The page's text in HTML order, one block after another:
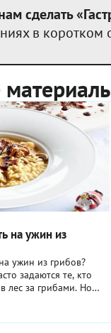
сделать
в коротком
на ужин из
ужин из грибов?
задаются те, кто
лес за грибами. Но
тихой
грибы на ужин
...